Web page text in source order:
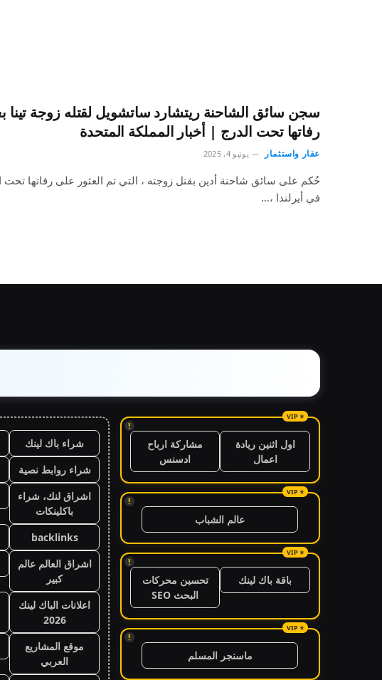
سجن سائق الشاحنة ريتشارد ساتشويل لقتله زوجة تينا
رفاتها تحت الدرج | أخبار المملكة المتحدة
عقار واستثمار يونيو 4, 2025
حُكم على سائق شاحنة أدين بقتل زوجته ، التي تم العثور على رفاتها تحت
في أيرلندا ،…
!
اول اثنين ريادة
اعمال
مشاركة ارباح
ادسنس
!
عالم الشباب
!
باقة باك لينك
تحسين محركات
البحث SEO
!
ماسنجر المسلم
شراء باك لينك
شراء روابط نصية
اشراق لنك، شراء
باكلينكات
backlinks
اشراق العالم عالم
كبير
اعلانات الباك لينك
2026
موقع المشاريع
العربي